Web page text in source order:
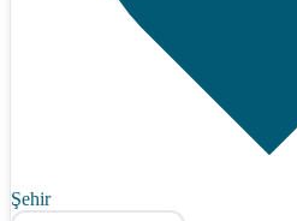
Şehir